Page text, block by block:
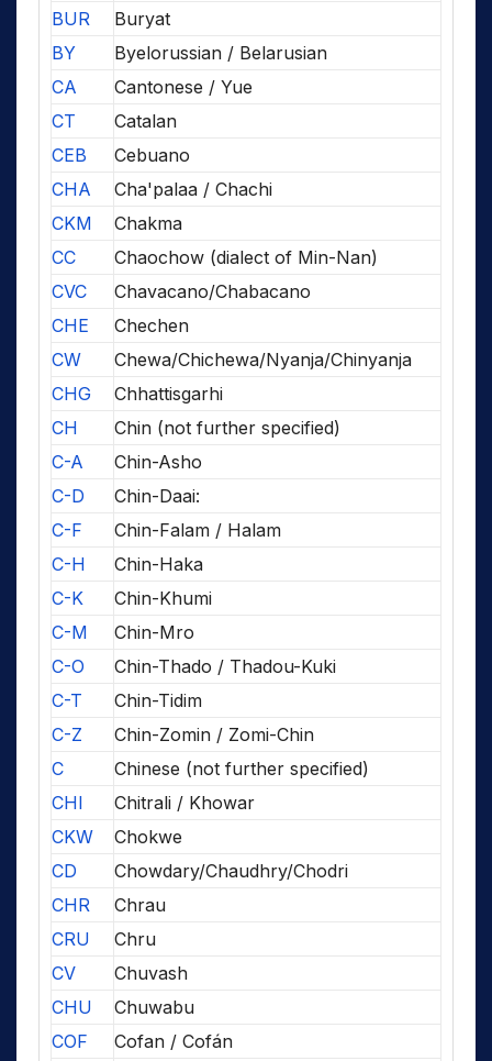
BUR
Buryat
BY
Byelorussian / Belarusian
CA
Cantonese / Yue
CT
Catalan
CEB
Cebuano
CHA
Cha'palaa / Chachi
CKM
Chakma
CC
Chaochow (dialect of Min-Nan)
CVC
Chavacano/Chabacano
CHE
Chechen
CW
Chewa/Chichewa/Nyanja/Chinyanja
CHG
Chhattisgarhi
CH
Chin (not further specified)
C-A
Chin-Asho
C-D
Chin-Daai:
C-F
Chin-Falam / Halam
C-H
Chin-Haka
C-K
Chin-Khumi
C-M
Chin-Mro
C-O
Chin-Thado / Thadou-Kuki
C-T
Chin-Tidim
C-Z
Chin-Zomin / Zomi-Chin
C
Chinese (not further specified)
CHI
Chitrali / Khowar
CKW
Chokwe
CD
Chowdary/Chaudhry/Chodri
CHR
Chrau
CRU
Chru
CV
Chuvash
CHU
Chuwabu
COF
Cofan / Cofán